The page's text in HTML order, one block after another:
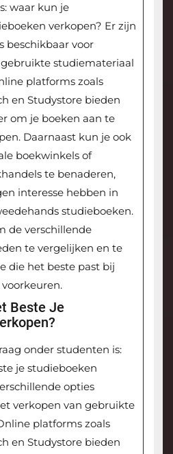
waar kun je
verkopen? Er zijn
beschikbaar voor
studiemateriaal
platforms zoals
en Studystore bieden
om je boeken aan te
Daarnaast kun je ook
boekwinkels of
te benaderen,
interesse hebben in
studieboeken.
de verschillende
te vergelijken en te
die het beste past bij
Beste Je
onder studenten is:
je studieboeken
opties
verkopen van gebruikte
platforms zoals
en Studystore bieden